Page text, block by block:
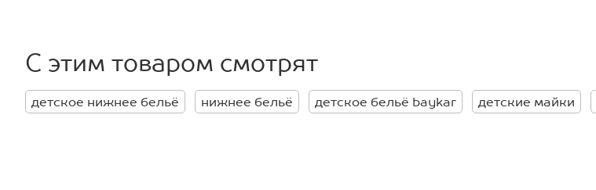
С этим товаром смотрят
детское нижнее бельё нижнее бельё детское бельё baykar детские майки